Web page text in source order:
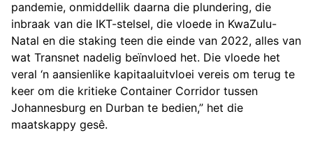
pandemie, onmiddellik daarna die plundering, die
inbraak van die IKT-stelsel, die vloede in KwaZulu-
Natal en die staking teen die einde van 2022, alles van
wat Transnet nadelig beïnvloed het. Die vloede het
veral ‘n aansienlike kapitaaluitvloei vereis om terug te
keer om die kritieke Container Corridor tussen
Johannesburg en Durban te bedien,” het die
maatskappy gesê.